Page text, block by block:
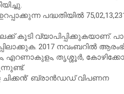
പദ്ധതിയിൽ
കൂടി വ്യാപിപ്പിക്കുകയാണ്.
2017 നവംബറിൽ
എറണാകുളം, തൃശ്ശൂർ,
ചിക്കൻ’ ബ്രാൻഡഡ് വിപണന